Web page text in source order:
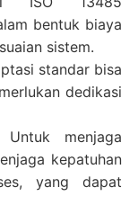
bentuk biaya
sistem.
standar bisa
dedikasi
menjaga
kepatuhan
yang dapat